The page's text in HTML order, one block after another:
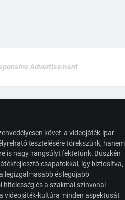
Advertisement
követi a videojáték-ipar
tesztelésére törekszünk, hanem
is nagy hangsúlyt fektetünk. Büszkén
csapatokkal, így biztosítva,
legizgalmasabb és legújabb
hitelesség és a szakmai színvonal
videojáték-kultúra minden aspektusát